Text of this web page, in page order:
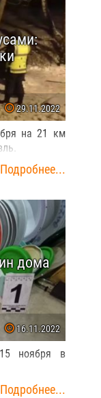
29.11.2022
на 21 км
Подробнее...
дома
16.11.2022
ноября в
Подробнее...